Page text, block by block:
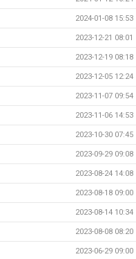
2024-01-08 15:53
2023-12-21 08:01
2023-12-19 08:18
2023-12-05 12:24
2023-11-07 09:54
2023-11-06 14:53
2023-10-30 07:45
2023-09-29 09:08
2023-08-24 14:08
2023-08-18 09:00
2023-08-14 10:34
2023-08-08 08:20
2023-06-29 09:00